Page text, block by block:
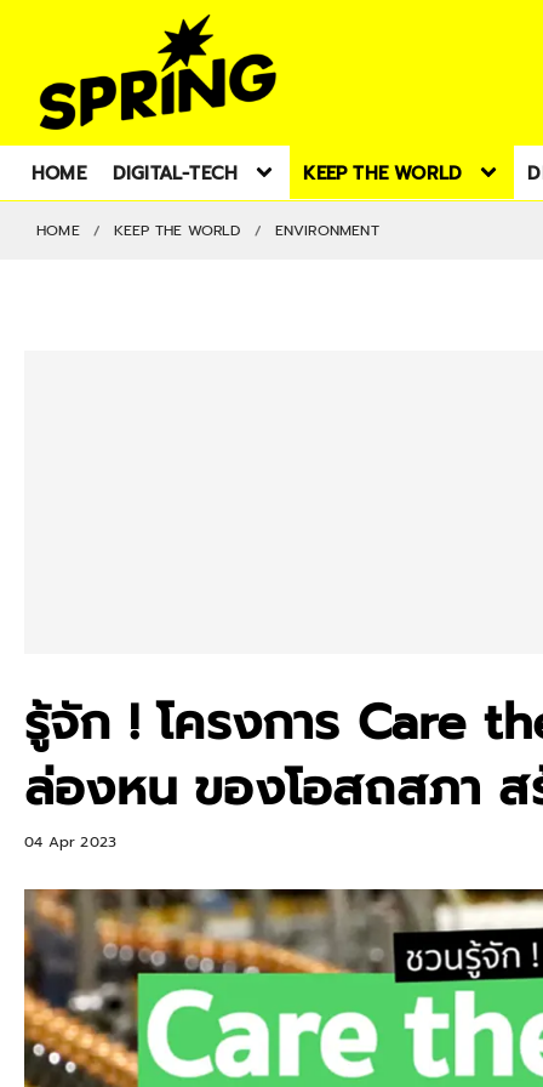
HOME DIGITAL-TECH KEEP THE WORLD
HOME KEEP THE WORLD ENVIRONMENT
รู้จัก ! โครงการ Care
ล่องหน ของโอสถสภา
04 Apr 2023